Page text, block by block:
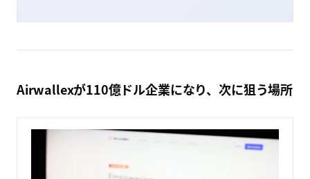
Airwallexが110億ドル企業になり、次に狙う場所